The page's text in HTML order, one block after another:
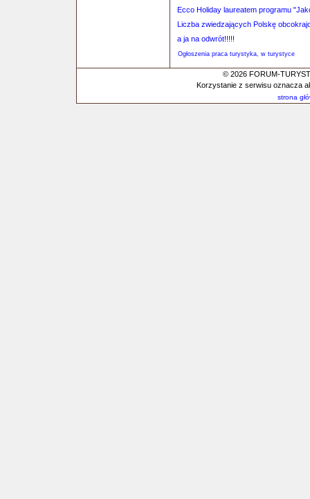
Ecco Holiday laureatem programu
Liczba zwiedzających Polskę
a ja na odwrót!!!!!
Ogłoszenia praca turystyka, w turystyce
© 2026 FORUM-
Korzystanie z serwisu oznacza
strona